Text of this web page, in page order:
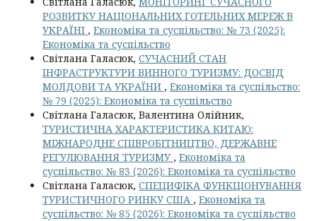
РОЗВИТКУ НАЦІОНАЛЬНИХ ГОТЕЛЬНИХ МЕРЕЖ В
УКРАЇНІ , Економіка та суспільство: № 73 (2025):
Економіка та суспільство
Світлана Галасюк, СУЧАСНИЙ СТАН
ІНФРАСТРУКТУРИ ВИННОГО ТУРИЗМУ: ДОСВІД
МОЛДОВИ ТА УКРАЇНИ , Економіка та суспільство:
№ 79 (2025): Економіка та суспільство
Світлана Галасюк, Валентина Олійник,
ТУРИСТИЧНА ХАРАКТЕРИСТИКА КИТАЮ:
МІЖНАРОДНЕ СПІВРОБІТНИЦТВО, ДЕРЖАВНЕ
РЕГУЛЮВАННЯ ТУРИЗМУ , Економіка та
суспільство: № 83 (2026): Економіка та суспільство
Світлана Галасюк, СПЕЦИФІКА ФУНКЦІОНУВАННЯ
ТУРИСТИЧНОГО РИНКУ США , Економіка та
суспільство: № 85 (2026): Економіка та суспільство